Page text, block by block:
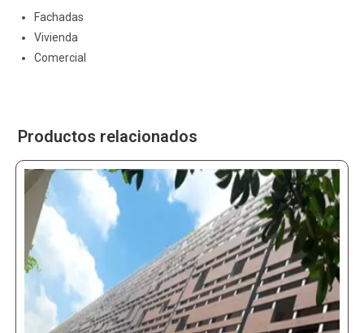
Fachadas
Vivienda
Comercial
Productos relacionados